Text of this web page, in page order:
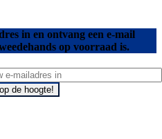
in en ontvang een e-mail
op voorraad is.
de hoogte!